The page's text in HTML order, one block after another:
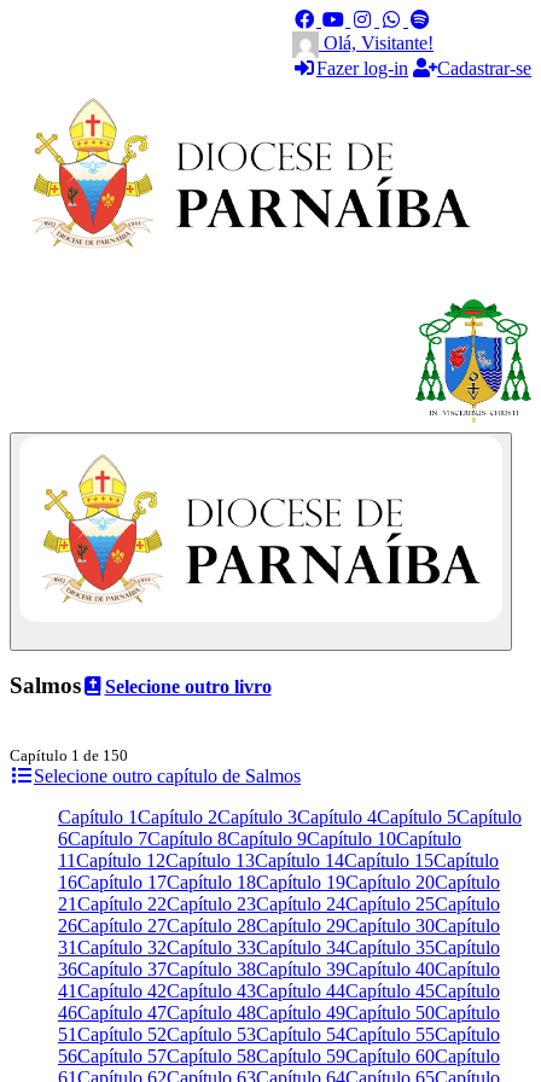
Olá, Visitante!
Fazer log-in
Cadastrar-se
Salmos Selecione outro livro
Capítulo 1 de 150
Selecione outro capítulo de Salmos
Capítulo 1Capítulo 2Capítulo 3Capítulo 4Capítulo 5Capítulo
6Capítulo 7Capítulo 8Capítulo 9Capítulo 10Capítulo
11Capítulo 12Capítulo 13Capítulo 14Capítulo 15Capítulo
16Capítulo 17Capítulo 18Capítulo 19Capítulo 20Capítulo
21Capítulo 22Capítulo 23Capítulo 24Capítulo 25Capítulo
26Capítulo 27Capítulo 28Capítulo 29Capítulo 30Capítulo
31Capítulo 32Capítulo 33Capítulo 34Capítulo 35Capítulo
36Capítulo 37Capítulo 38Capítulo 39Capítulo 40Capítulo
41Capítulo 42Capítulo 43Capítulo 44Capítulo 45Capítulo
46Capítulo 47Capítulo 48Capítulo 49Capítulo 50Capítulo
51Capítulo 52Capítulo 53Capítulo 54Capítulo 55Capítulo
56Capítulo 57Capítulo 58Capítulo 59Capítulo 60Capítulo